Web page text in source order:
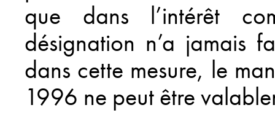
que dans l’intérêt
désignation n’a jamais
dans cette mesure, le
1996 ne peut être